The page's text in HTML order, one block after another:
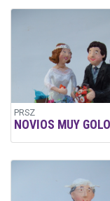
PRSZ
NOVIOS MUY